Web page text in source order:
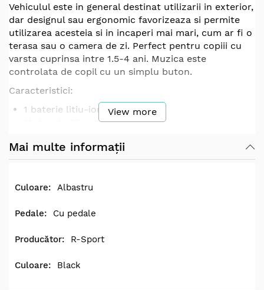
Vehiculul este in general destinat utilizarii in exterior,
dar designul sau ergonomic favorizeaza si permite
utilizarea acesteia si in incaperi mai mari, cum ar fi o
terasa sau o camera de zi. Perfect pentru copiii cu
varsta cuprinsa intre 1.5-4 ani. Muzica este
controlata de copil cu un simplu buton.
Caracteristici:
1 baterie litiu-ion de 7.4V3ah;
Motor de 25 wati;
Comutator pornire-oprire;
Incarcator de 8.4V1A (intrare 220-230 V);
Panou muzical cu melodii;
4 roti (doua in fata si doua in spate);
Pedala de acceleratie;
Date tehnice:
View more
Mai multe informații
Albastru
Cu pedale
R-Sport
Black